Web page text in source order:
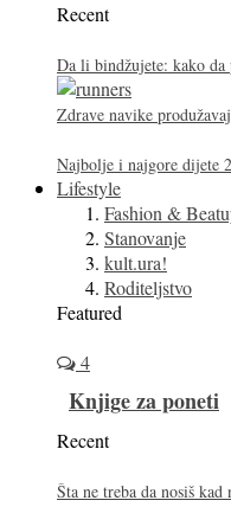
Recent
Da li bindžujete: kako da
Zdrave navike
Najbolje i najgore dijete
Lifestyle
Fashion &
Stanovanje
kult.ura!
Roditeljstvo
Featured
4
Knjige za poneti
Recent
Šta ne treba da nosiš kad